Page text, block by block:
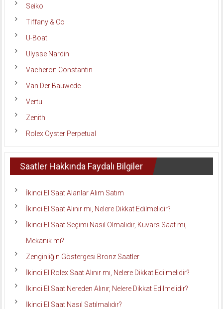
Seiko
Tiffany & Co
U-Boat
Ulysse Nardin
Vacheron Constantin
Van Der Bauwede
Vertu
Zenith
Rolex Oyster Perpetual
Saatler Hakkında Faydalı Bilgiler
İkinci El Saat Alanlar Alım Satım
İkinci El Saat Alınır mı, Nelere Dikkat Edilmelidir?
İkinci El Saat Seçimi Nasıl Olmalıdır, Kuvars Saat mi,
Mekanik mi?
Zenginliğin Göstergesi Bronz Saatler
İkinci El Rolex Saat Alınır mı, Nelere Dikkat Edilmelidir?
İkinci El Saat Nereden Alınır, Nelere Dikkat Edilmelidir?
İkinci El Saat Nasıl Satılmalıdır?